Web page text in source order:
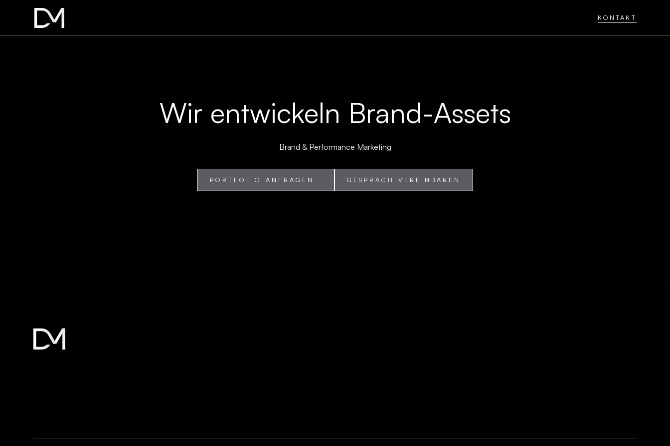
KONTAKT
Wir entwickeln Brand-Assets
Brand & Performance Marketing
PORTFOLIO ANFRAGEN GESPRÄCH VEREINBAREN